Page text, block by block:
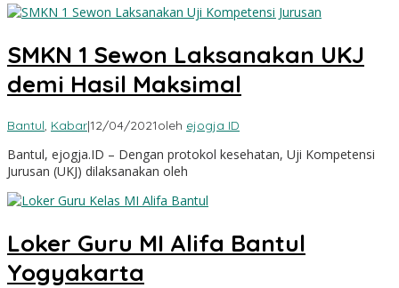
SMKN 1 Sewon Laksanakan UKJ
demi Hasil Maksimal
Bantul, Kabar|12/04/2021oleh ejogja ID
Bantul, ejogja.ID – Dengan protokol kesehatan, Uji Kompetensi
Jurusan (UKJ) dilaksanakan oleh
Loker Guru MI Alifa Bantul
Yogyakarta